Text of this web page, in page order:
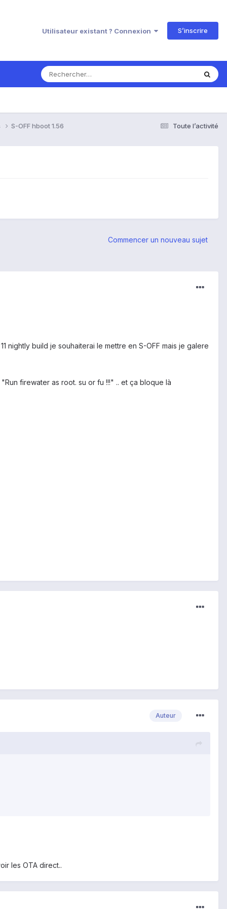
Utilisateur existant ? Connexion S’inscrire
Toute l’activité
S-OFF hboot 1.56
Commencer un nouveau sujet
nightly build je souhaiterai le mettre en S-OFF mais je galere
firewater as root. su or fu !!!" .. et ça bloque là
Auteur
les OTA direct..